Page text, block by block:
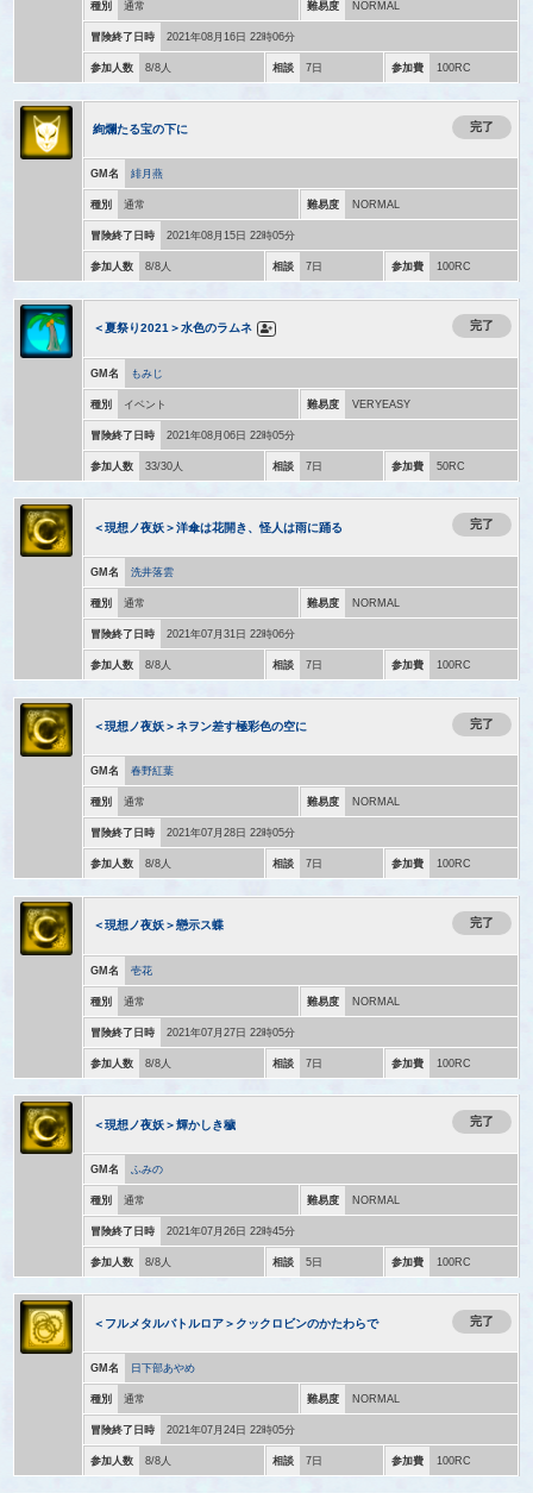
種別 通常 難易度 NORMAL
冒険終了日時 2021年08月16日 22時06分
参加人数 8/8人 相談 7日 参加費 100RC
絢爛たる宝の下に 完了
GM名 緋月燕
種別 通常 難易度 NORMAL
冒険終了日時 2021年08月15日 22時05分
参加人数 8/8人 相談 7日 参加費 100RC
＜夏祭り2021＞水色のラムネ 完了
GM名 もみじ
種別 イベント 難易度 VERYEASY
冒険終了日時 2021年08月06日 22時05分
参加人数 33/30人 相談 7日 参加費 50RC
＜現想ノ夜妖＞洋傘は花開き、怪人は雨に踊る 完了
GM名 洗井落雲
種別 通常 難易度 NORMAL
冒険終了日時 2021年07月31日 22時06分
参加人数 8/8人 相談 7日 参加費 100RC
＜現想ノ夜妖＞ネヲン差す極彩色の空に 完了
GM名 春野紅葉
種別 通常 難易度 NORMAL
冒険終了日時 2021年07月28日 22時05分
参加人数 8/8人 相談 7日 参加費 100RC
＜現想ノ夜妖＞戀示ス蝶 完了
GM名 壱花
種別 通常 難易度 NORMAL
冒険終了日時 2021年07月27日 22時05分
参加人数 8/8人 相談 7日 参加費 100RC
＜現想ノ夜妖＞輝かしき穢 完了
GM名 ふみの
種別 通常 難易度 NORMAL
冒険終了日時 2021年07月26日 22時45分
参加人数 8/8人 相談 5日 参加費 100RC
＜フルメタルバトルロア＞クックロビンのかたわらで 完了
GM名 日下部あやめ
種別 通常 難易度 NORMAL
冒険終了日時 2021年07月24日 22時05分
参加人数 8/8人 相談 7日 参加費 100RC